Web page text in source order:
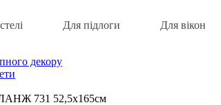
Для підлоги Для вікон
декору
731 52,5х165см